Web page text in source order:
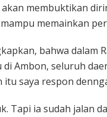
akan membuktikan
memainkan
bahwa dalam
Ambon, seluruh
saya respon
Tapi ia sudah jalan